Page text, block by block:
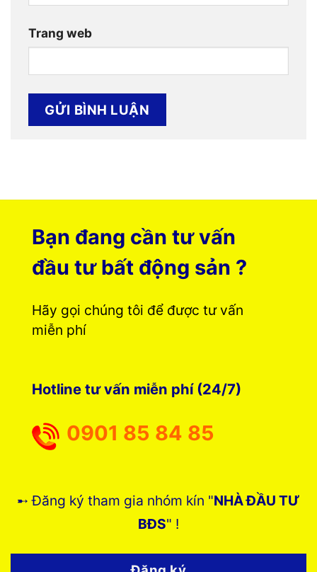
Trang web
Bạn đang cần tư vấn
đầu tư bất động sản ?
Hãy gọi chúng tôi để được tư vấn
miễn phí
Hotline tư vấn miễn phí (24/7)
0901 85 84 85
➸ Đăng ký tham gia nhóm kín "NHÀ ĐẦU TƯ
BĐS" !